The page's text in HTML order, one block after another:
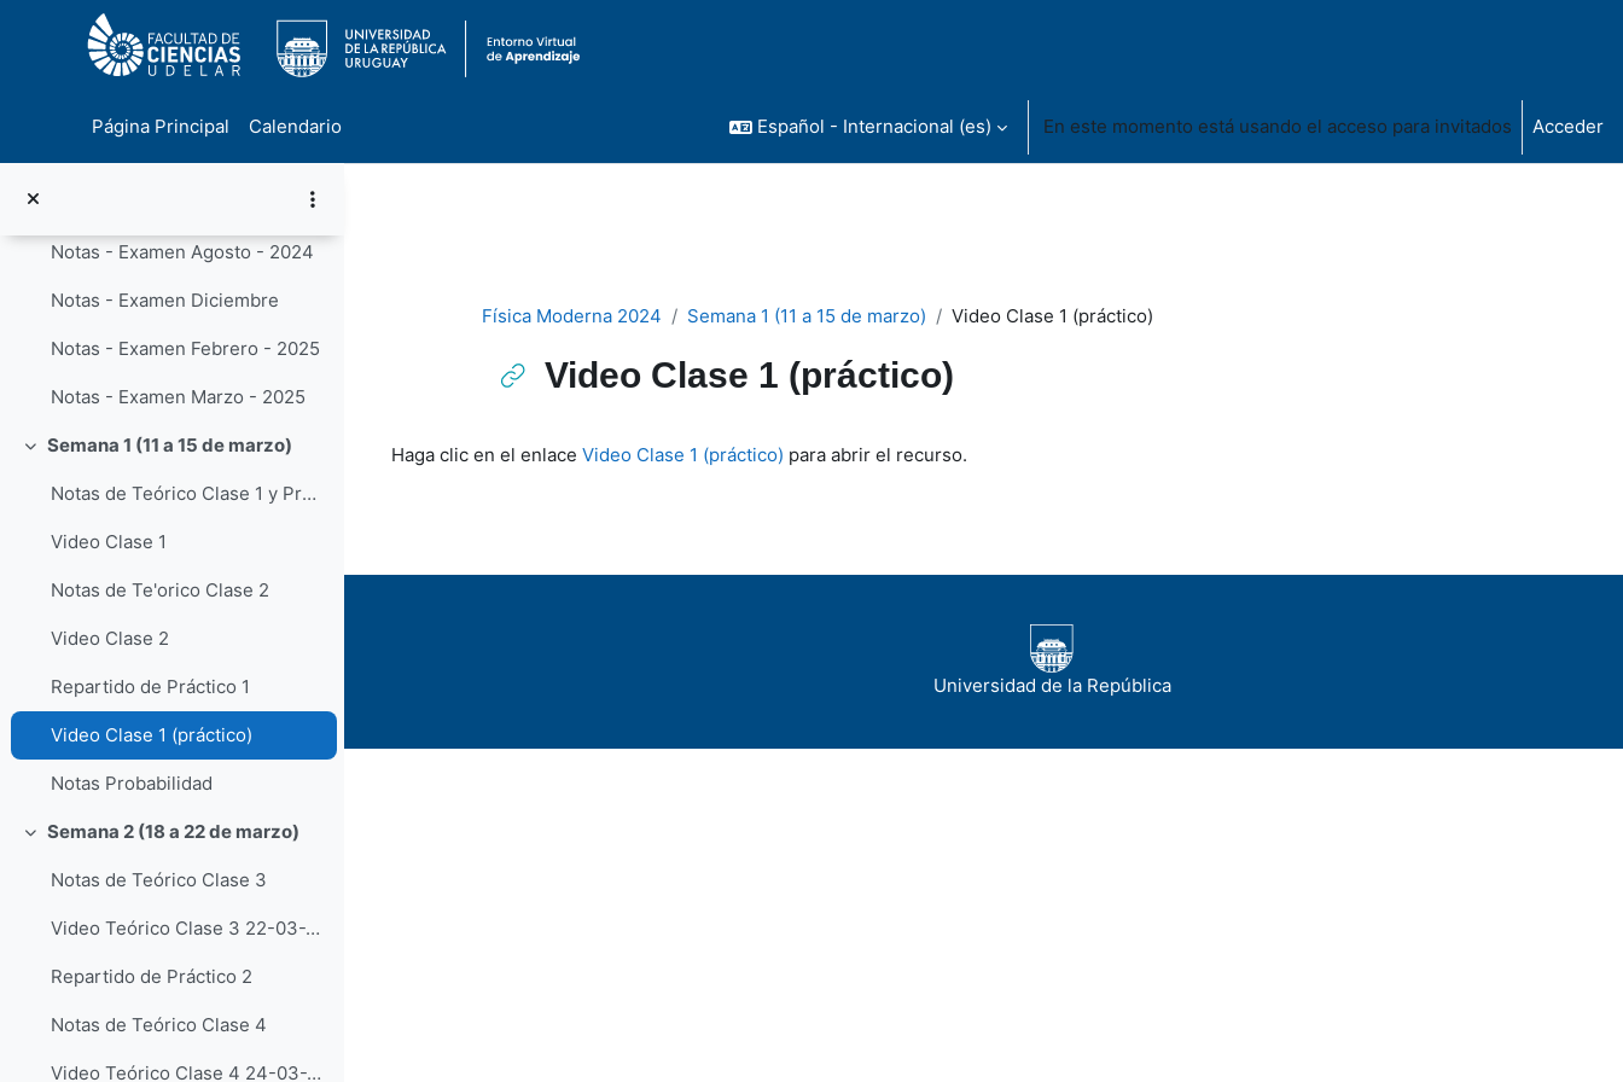
Página Principal Calendario Español - Internacional ‎(es)‎ En este momento está usando el acceso para invitados Acceder
Examen julio
Parciales de años anteriores
Notas - Examen Agosto - 2024
Notas - Examen Diciembre
Notas - Examen Febrero - 2025
Notas - Examen Marzo - 2025
Colapsar
Semana 1 (11 a 15 de marzo)
Notas de Teórico Clase 1 y Presentación del curso
Video Clase 1
Notas de Te'orico Clase 2
Video Clase 2
Repartido de Práctico 1
Video Clase 1 (práctico)
Notas Probabilidad
Colapsar
Semana 2 (18 a 22 de marzo)
Notas de Teórico Clase 3
Video Teórico Clase 3 22-03-2022
Repartido de Práctico 2
Notas de Teórico Clase 4
Video Teórico Clase 4 24-03-2022
Física Moderna 2024 Semana 1 (11 a 15 de marzo) Video Clase 1 (práctico)
Video Clase 1 (práctico)
Haga clic en el enlace Video Clase 1 (práctico) para abrir el recurso.
Universidad de la República